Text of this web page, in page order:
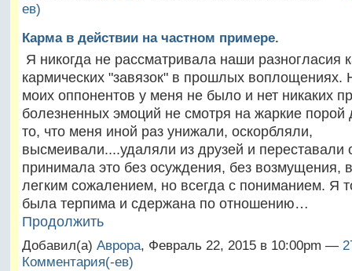
ев)
Карма в действии на частном примере.
Я никогда не рассматривала наши разногласия
кармических "завязок" в прошлых воплощениях.
моих оппонентов у меня не было и нет никаких
болезненных эмоций не смотря на жаркие порой
то, что меня иной раз унижали, оскорбляли,
высмеивали....удаляли из друзей и переставали
принимала это без осуждения, без возмущения,
легким сожалением, но всегда с пониманием. Я
была терпима и сдержана по отношению…
Продолжить
Добавил(а) Аврора, Февраль 22, 2015 в 10:00pm —
Комментария(-ев)